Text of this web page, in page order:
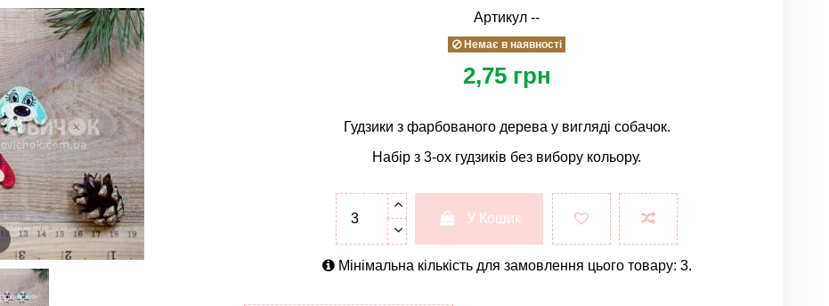
Артикул --
Немає в наявності
2,75 грн
Гудзики з фарбованого дерева у вигляді собачок.
Набір з 3-ох гудзиків без вибору кольору.
У Кошик
Мінімальна кількість для замовлення цього товару: 3.